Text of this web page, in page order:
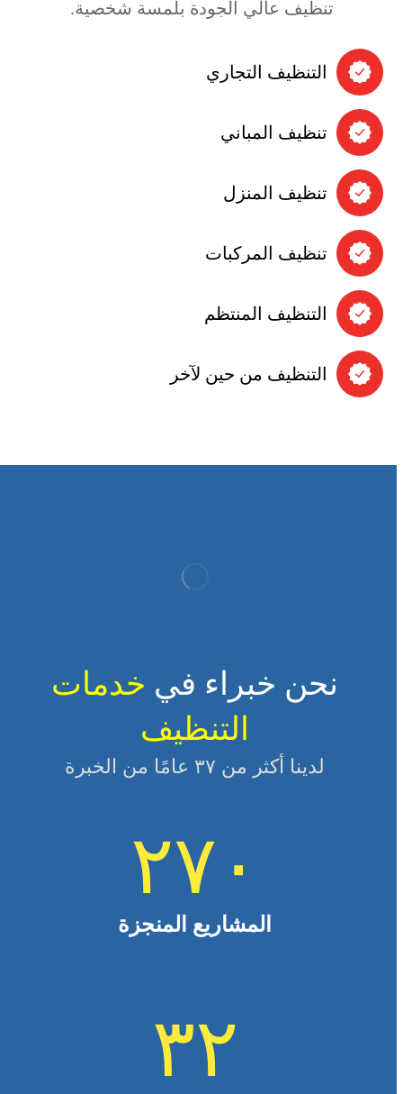
تنظيف عالي الجودة بلمسة شخصية.
التنظيف التجاري
تنظيف المباني
تنظيف المنزل
تنظيف المركبات
التنظيف المنتظم
التنظيف من حين لآخر
نحن خبراء في خدمات
التنظيف
لدينا أكثر من ٣٧ عامًا من الخبرة
٢٧٠
المشاريع المنجزة
٣٢